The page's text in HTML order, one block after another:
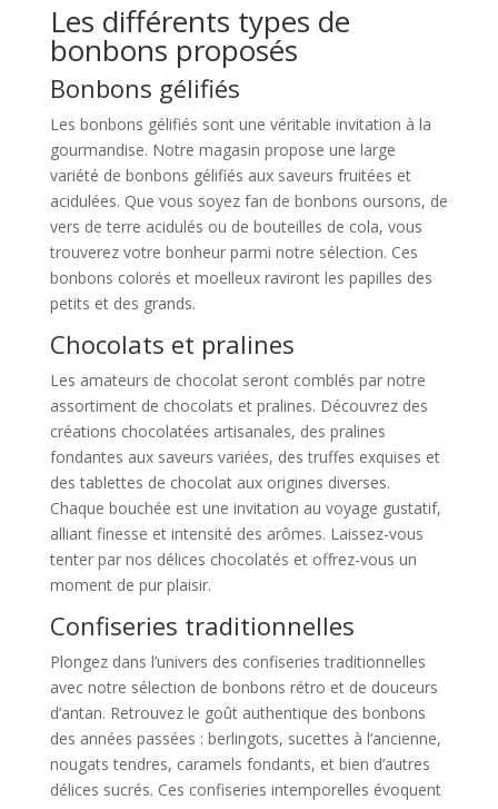
Les différents types de
bonbons proposés
Bonbons gélifiés
Les bonbons gélifiés sont une véritable invitation à la
gourmandise. Notre magasin propose une large
variété de bonbons gélifiés aux saveurs fruitées et
acidulées. Que vous soyez fan de bonbons oursons, de
vers de terre acidulés ou de bouteilles de cola, vous
trouverez votre bonheur parmi notre sélection. Ces
bonbons colorés et moelleux raviront les papilles des
petits et des grands.
Chocolats et pralines
Les amateurs de chocolat seront comblés par notre
assortiment de chocolats et pralines. Découvrez des
créations chocolatées artisanales, des pralines
fondantes aux saveurs variées, des truffes exquises et
des tablettes de chocolat aux origines diverses.
Chaque bouchée est une invitation au voyage gustatif,
alliant finesse et intensité des arômes. Laissez-vous
tenter par nos délices chocolatés et offrez-vous un
moment de pur plaisir.
Confiseries traditionnelles
Plongez dans l’univers des confiseries traditionnelles
avec notre sélection de bonbons rétro et de douceurs
d’antan. Retrouvez le goût authentique des bonbons
des années passées : berlingots, sucettes à l’ancienne,
nougats tendres, caramels fondants, et bien d’autres
délices sucrés. Ces confiseries intemporelles évoquent